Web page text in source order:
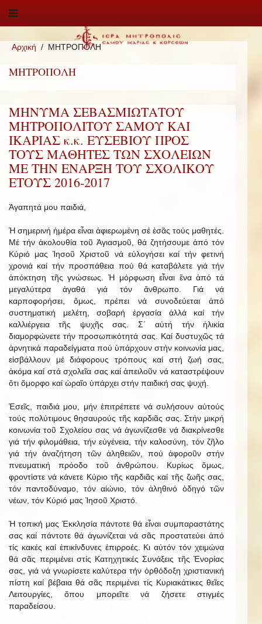
Αρχική ΜΗΤΡΟΠΟΛΗ
ΜΗΤΡΟΠΟΛΗ
ΜΗΝΥΜΑ ΣΕΒΑΣΜΙΩΤΑΤΟΥ
ΜΗΤΡΟΠΟΛΙΤΟΥ ΣΑΜΟΥ ΚΑΙ
ΙΚΑΡΙΑΣ κ.κ. ΕΥΣΕΒΙΟΥ ΠΡΟΣ
ΤΟΥΣ ΜΑΘΗΤΕΣ ΤΩΝ ΣΧΟΛΕΙΩΝ
ΜΕ ΤΗΝ ΕΝΑΡΞΗ ΤΟΥ ΣΧΟΛΙΚΟΥ
ΕΤΟΥΣ 2016-2017
Ἀγαπητά μου παιδιά,
Ἡ σημερινή ἡμέρα εἶναι ἀφιερωμένη σέ ἐσᾶς τούς μαθητές.
Μέ τήν ἀκολουθία τοῦ Ἁγιασμοῦ, θά ζητήσουμε ἀπό τόν
Κύριό μας Ἰησοῦ Χριστοῦ νά εὐλογήσει καί τήν φετινή
χρονιά καί τήν προσπάθεια πού θά καταβάλετε γιά τήν
ἀπόκτηση τῆς γνώσεως. Ἡ μόρφωση εἶναι ἕνα ἀπό τά
μεγαλύτερα ἀγαθά γιά τόν ἄνθρωπο. Γιά νά
καρποφορήσει, ὅμως, πρέπει νά συνοδεύεται ἀπό
συστηματική μελέτη, σοβαρή ἐργασία ἀλλά καί τήν
καλλιέργεια τῆς ψυχῆς σας. Σ΄ αὐτή τήν ἡλικία
διαμορφώνετε τήν προσωπικότητά σας. Καί δυστυχῶς τά
ἀρνητικά παραδείγματα πού ὑπάρχουν στήν κοινωνία μας,
εἰσβάλλουν μέ διάφορους τρόπους καί στή ζωή σας,
ἀκόμα καί στά σχολεῖα σας καί ἀπειλοῦν νά καταστρέψουν
ὅτι ὄμορφο καί ὡραῖο ὑπάρχει στήν παιδική σας ψυχή.
Ἐσεῖς, παιδιά μου, μήν ἐπιτρέπετε νά συλήσουν αὐτούς
τούς πολύτιμους θησαυρούς τῆς καρδιᾶς σας. Στήν μικρή
κοινωνία τοῦ Σχολείου σας νά ἀγωνίζεσθε νά διακρίνεσθε
γιά τήν φιλομάθεια, τήν εὐγένεια, τήν καλοσύνη, τόν ζῆλο
γιά τήν ἀναζήτηση τῶν ἀληθειῶν, πού ἀφοροῦν στήν
πνευματική πρόοδο τοῦ ἀνθρώπου. Κυρίως ὅμως,
φροντἰστε νά κάνετε Κύριο τῆς καρδιᾶς καί τῆς ζωῆς σας,
τόν παντοδύναμο, τόν αἰώνιο, τόν ἀληθινό ὁδηγό τῶν
νέων, τόν Κύριό μας Ἰησοῦ Χριστό.
Ἡ τοπική μας Ἐκκλησία πάντοτε θά εἶναι συμπαραστάτης
σας καί πάντοτε θά ἀγωνίζεται νά σᾶς προστατεύει ἀπό
τίς κακές καί ἐπικίνδυνες ἐπιρροές. Κι αὐτόν τόν χειμώνα
θά σᾶς περιμένει στίς Κατηχητικές Συνάξεις τῆς Ἐνορίας
σας, γιά νά γνωρίσετε καλύτερα τήν ὀρθόδοξη χριστιανική
πίστη καί βέβαια θά σᾶς περιμένει τίς Κυριακάτικες θεῖες
Λειτουργίες, ὅπου μπορεῖτε νά ζήσετε στιγμές
παραδείσου.